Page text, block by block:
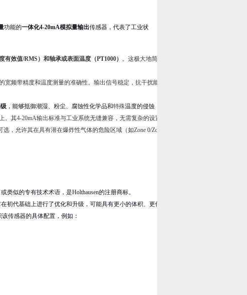
功能的一体化4-20mA模拟量输出传感器，代表了工业状
效值/RMS）和轴承或表面温度（PT1000） 。这极大地简化了系统布线、安装和维护成本
宽频带精度和温度测量的准确性。输出信号稳定，抗干扰能力强，非常适合长距离传输至
，能够抵御潮湿、粉尘、腐蚀性化学品和特殊温度的侵蚀，确保在
其4-20mA输出标准与工业系统无缝兼容，无需复杂的设置，即可实现即插即用。
选，允许其在具有潜在爆炸性气体的危险区域（如Zone 0/Zone 20）中安全使用，这对于化工
或类似的专有技术术语，是Holthausen的注册商标。
初代基础上进行了优化和升级，可能具有更小的体积、更低的功耗、更强的处理能力或更丰
传感器的具体配置，例如：